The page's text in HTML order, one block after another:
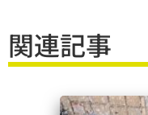
関連記事